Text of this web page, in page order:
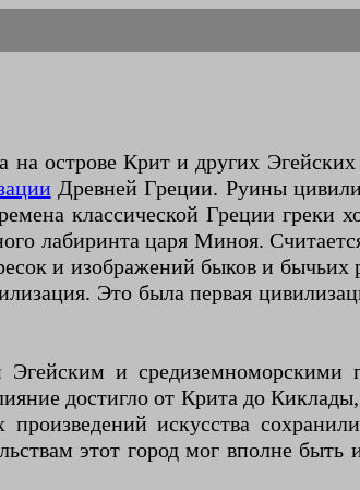
острове Крит и других
Древней Греции. Руины
классической Греции
лабиринта царя Миноя.
и изображений быков и бычьих
Это была первая
и
достигло от Крита до
искусства
этот город мог вполне быть